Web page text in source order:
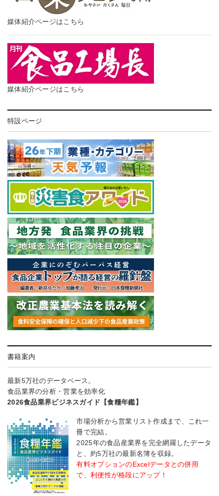
媒体紹介ページはこちら
媒体紹介ページはこちら
特設ページ
書籍案内
最新5万社のデータベース。
食品業界の分析・営業を効率化
2026食品業界ビジネスガイド【食糧年鑑】
市場分析から営業リスト作成まで、これ一
冊で完結。
2025年の食品産業界を完全網羅したデータ
と、約5万社の最新名簿を収録。
有料オプションのExcelデータとの併用
で、利便性が格段にアップ！